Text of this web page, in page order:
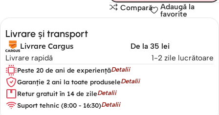
Compară
Adaugă la
favorite
Livrare și transport
Livrare Cargus
Livrare rapidă
De la 35 lei
1-2 zile lucrătoare
Peste 20 de ani de experiențăDetalii
Garanție 2 ani la toate produseleDetalii
Retur gratuit în 14 de zileDetalii
Suport tehnic (8:00 - 16:30)Detalii